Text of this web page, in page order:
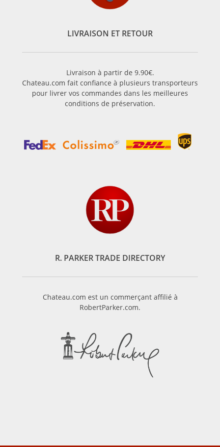
LIVRAISON ET RETOUR
Livraison à partir de 9.90€.
Chateau.com fait confiance à plusieurs transporteurs
pour livrer vos commandes dans les meilleures
conditions de préservation.
R. PARKER TRADE DIRECTORY
Chateau.com est un commerçant affilié à
RobertParker.com.